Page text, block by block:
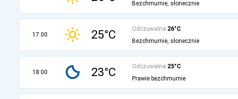
Bezchmurnie, słonecznie
17:00 25°C Odczuwalna 26°C
Bezchmurnie, słonecznie
18:00 23°C Odczuwalna 25°C
Prawie bezchmurnie